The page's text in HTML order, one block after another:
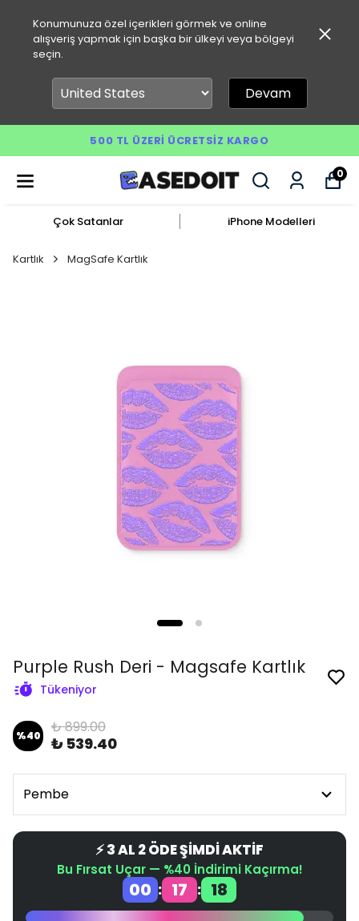
Konumunuza özel içerikleri görmek ve online
alışveriş yapmak için başka bir ülkeyi veya bölgeyi
seçin.
Devam
500 TL ÜZERI ÜCRETSIZ KARGO
0
Çok Satanlar iPhone Modelleri
Kartlık MagSafe Kartlık
Purple Rush Deri - Magsafe Kartlık
Tükeniyor
%40 ₺ 899.00
₺ 539.40
⚡ 3 AL 2 ÖDE ŞİMDİ AKTİF
Bu Fırsat Uçar — %40 İndirimi Kaçırma!
00 : 17 : 18